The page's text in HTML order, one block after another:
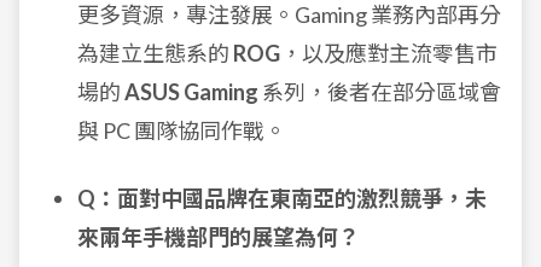
更多資源，專注發展。Gaming 業務內部再分
為建立生態系的 ROG ，以及應對主流零售市
場的ASUS Gaming 系列，後者在部分區域會
與 PC 團隊協同作戰。
Q：面對中國品牌在東南亞的激烈競爭，未
來兩年手機部門的展望為何？